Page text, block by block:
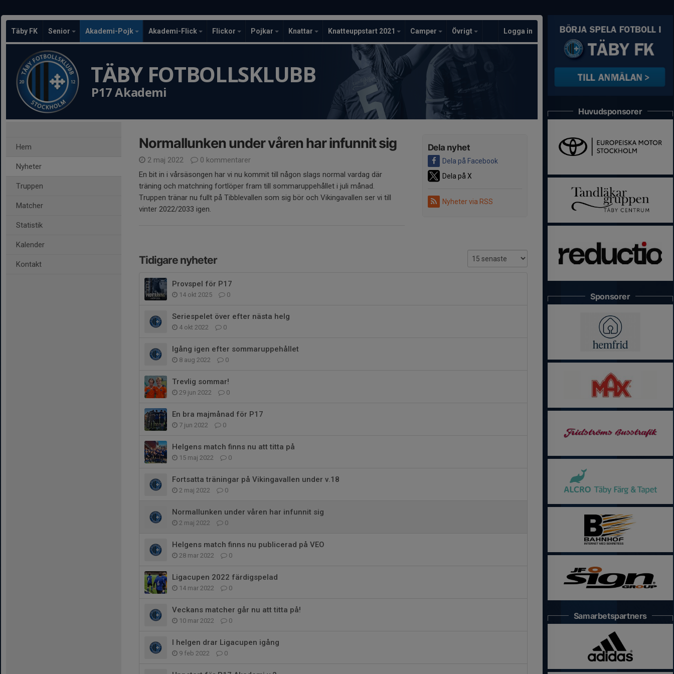
Täby FK Senior Akademi-Pojk Akademi-Flick Flickor Pojkar Knattar Knatteuppstart 2021 Camper Övrigt Logga in
TÄBY FOTBOLLSKLUBB
P17 Akademi
Hem
Nyheter
Truppen
Matcher
Statistik
Kalender
Kontakt
Dela nyhet
Dela på Facebook
Dela på X
Nyheter via RSS
Normallunken under våren har infunnit sig
2 maj 2022
0 kommentarer
En bit in i vårsäsongen har vi nu kommit till någon slags normal vardag där
träning och matchning fortlöper fram till sommaruppehållet i juli månad.
Truppen tränar nu fullt på Tibblevallen som sig bör och Vikingavallen ser vi till
vinter 2022/2033 igen.
Tidigare nyheter
Provspel för P17
14 okt 2025 0
Seriespelet över efter nästa helg
4 okt 2022 0
Igång igen efter sommaruppehållet
8 aug 2022 0
Trevlig sommar!
29 jun 2022 0
En bra majmånad för P17
7 jun 2022 0
Helgens match finns nu att titta på
15 maj 2022 0
Fortsatta träningar på Vikingavallen under v.18
2 maj 2022 0
Normallunken under våren har infunnit sig
2 maj 2022 0
Helgens match finns nu publicerad på VEO
28 mar 2022 0
Ligacupen 2022 färdigspelad
14 mar 2022 0
Veckans matcher går nu att titta på!
10 mar 2022 0
I helgen drar Ligacupen igång
9 feb 2022 0
Huvudsponsorer
Sponsorer
Samarbetspartners